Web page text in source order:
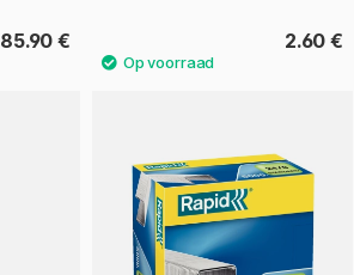
85.90 € 2.60 €